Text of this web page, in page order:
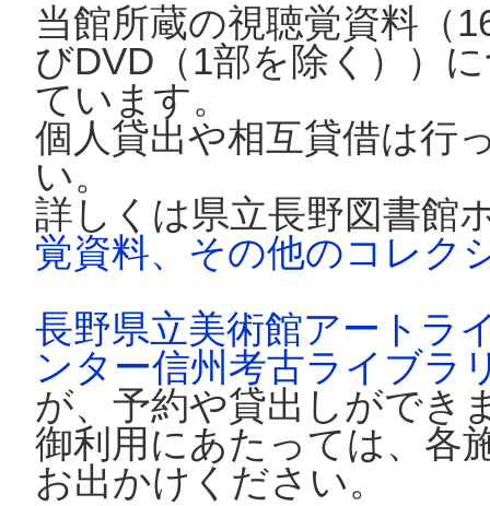
当館所蔵の視聴覚資料（
びDVD（1部を除く））
ています。
個人貸出や相互貸借は行
い。
詳しくは県立長野図書館
覚資料、その他のコレク
長野県立美術館アートラ
ンター信州考古ライブラ
が、予約や貸出しができ
御利用にあたっては、各
お出かけください。